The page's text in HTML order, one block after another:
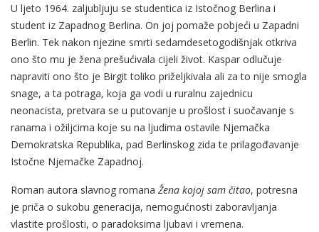
U ljeto 1964. zaljubljuju se studentica iz Istočnog Berlina i
student iz Zapadnog Berlina. On joj pomaže pobjeći u Zapadni
Berlin. Tek nakon njezine smrti sedamdesetogodišnjak otkriva
ono što mu je žena prešućivala cijeli život. Kaspar odlučuje
napraviti ono što je Birgit toliko priželjkivala ali za to nije smogla
snage, a ta potraga, koja ga vodi u ruralnu zajednicu
neonacista, pretvara se u putovanje u prošlost i suočavanje s
ranama i ožiljcima koje su na ljudima ostavile Njemačka
Demokratska Republika, pad Berlinskog zida te prilagođavanje
Istočne Njemačke Zapadnoj.
Roman autora slavnog romana Žena kojoj sam čitao, potresna
je priča o sukobu generacija, nemogućnosti zaboravljanja
vlastite prošlosti, o paradoksima ljubavi i vremena.